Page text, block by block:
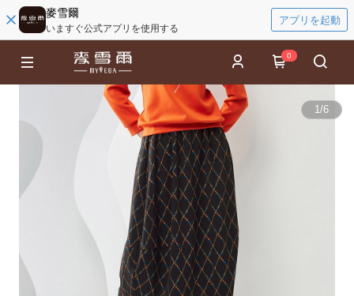
麥雪爾
いますぐ公式アプリを使用する
アプリを起動
0
1/6